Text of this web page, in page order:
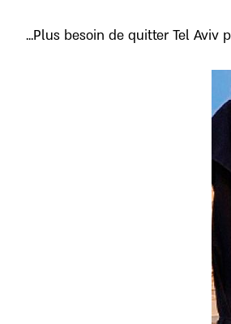
Plus besoin de quitter Tel Aviv